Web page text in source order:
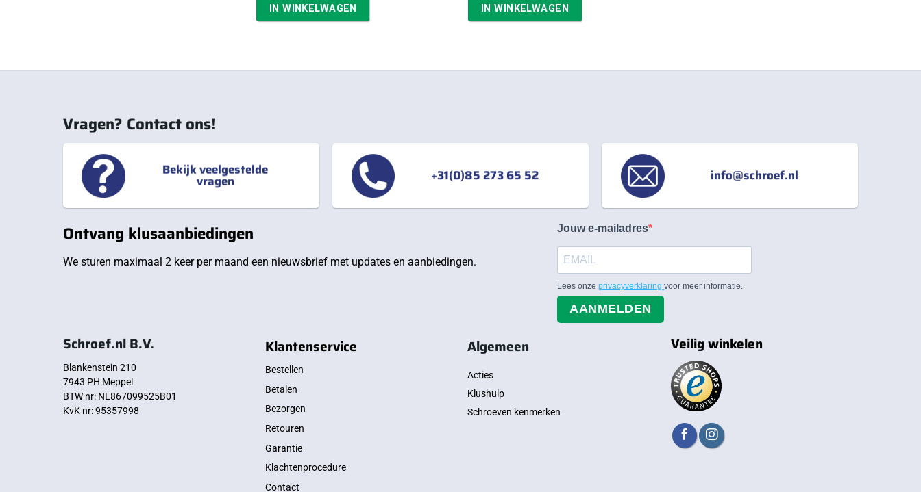
€41,52.€33,21.
IN WINKELWAGEN €15,86.€12,69.
IN WINKELWAGEN
Vragen? Contact ons!
Bekijk veelgestelde
vragen +31(0)85 273 65 52 info@schroef.nl
Ontvang klusaanbiedingen
We sturen maximaal 2 keer per maand een nieuwsbrief met updates en aanbiedingen.
Jouw e-mailadres
Lees onzeprivacyverklaringvoor meer informatie.
AANMELDEN
Schroef.nl B.V.
Blankenstein 210
7943 PH Meppel
BTW nr: NL867099525B01
KvK nr: 95357998
Klantenservice
Bestellen
Betalen
Bezorgen
Retouren
Garantie
Klachtenprocedure
Contact
Algemeen
Acties
Klushulp
Schroeven kenmerken
Veilig winkelen